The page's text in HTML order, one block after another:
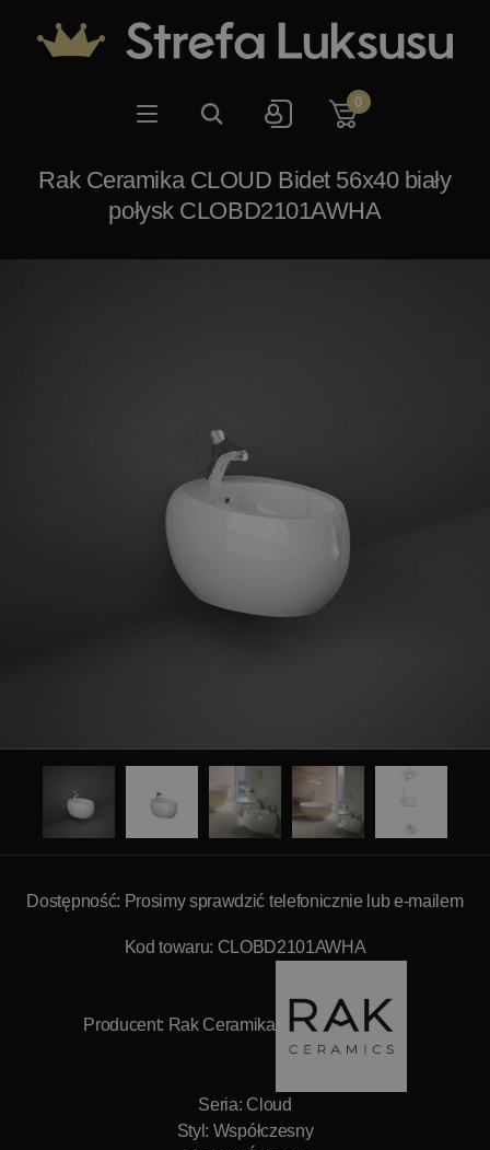
0
Rak Ceramika CLOUD Bidet 56x40 biały
połysk CLOBD2101AWHA
Dostępność: Prosimy sprawdzić telefonicznie lub e-mailem
Kod towaru: CLOBD2101AWHA
Producent: Rak Ceramika
Seria: Cloud
Styl: Współczesny